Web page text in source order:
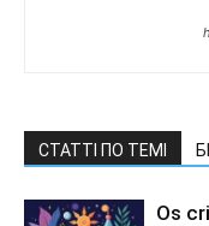
СТАТТІ ПО ТЕМІ
Os